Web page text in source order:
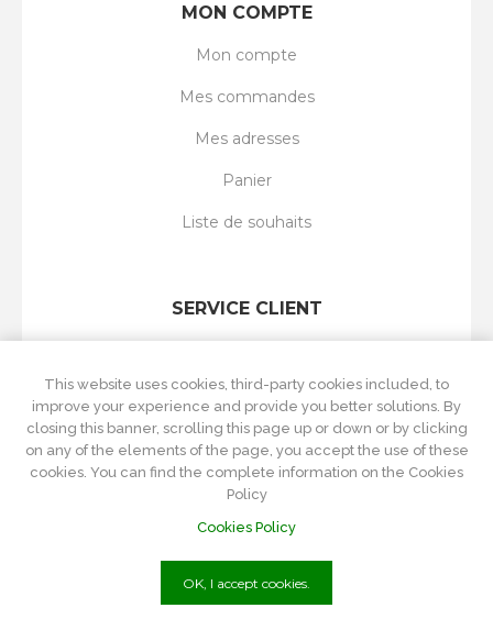
MON COMPTE
Mon compte
Mes commandes
Mes adresses
Panier
Liste de souhaits
SERVICE CLIENT
Nouveautés
Récemment vus
Comparer les produits
P.Iva 01215570084
This website uses cookies, third-party cookies included, to
improve your experience and provide you better solutions. By
closing this banner, scrolling this page up or down or by clicking
on any of the elements of the page, you accept the use of these
cookies. You can find the complete information on the Cookies
Policy
Cookies Policy
OK, I accept cookies.